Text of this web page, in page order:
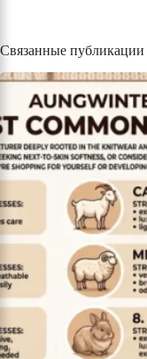
Связанные публикации